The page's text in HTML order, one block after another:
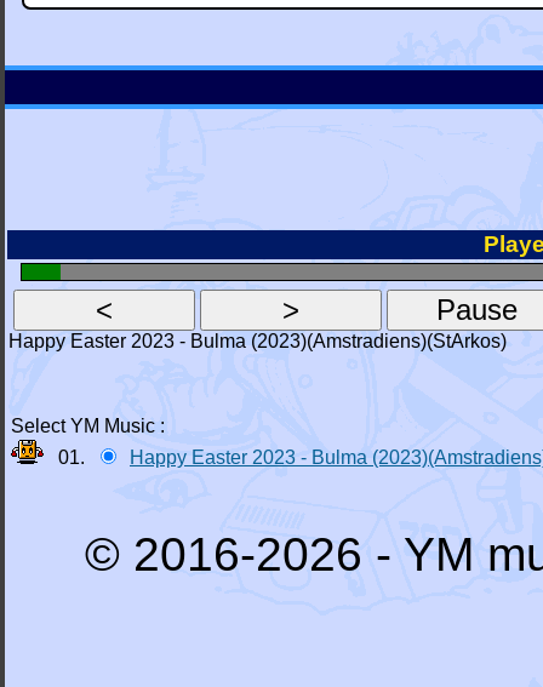
Happy Easter 2023 - Bulma (2023)(Amstradiens)(StArkos)
Select YM Music :
01.
Happy Easter 2023 - Bulma
© 2016-2026 - YM